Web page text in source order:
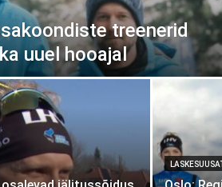
treenerid
uuel hooajal